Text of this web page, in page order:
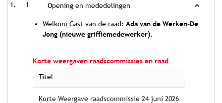
1 Opening en mededelingen
Welkom Gast van de raad: Ada van de Werken-De
Jong (nieuwe griffiemedewerker).
Korte weergaven raadscommissies en raad
Titel
Korte Weergave raadscommissie 24 juni 2026